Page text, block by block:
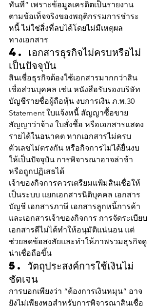
ทันที” เพราะข้อมูลเครดิตเป็นรายงาน
ตามข้อเท็จจริงของพฤติกรรมการชำระ
หนี้ ไม่ใช่สิ่งที่ลบได้โดยไม่มีเหตุผล
ทางเอกสาร
4. เอกสารธุรกิจไม่ครบหรือไม่
เป็นปัจจุบัน
สินเชื่อธุรกิจต้องใช้เอกสารมากกว่าสิน
เชื่อส่วนบุคคล เช่น หนังสือรับรองบริษัท
บัญชีรายชื่อผู้ถือหุ้น งบการเงิน ภ.พ.30
Statement ใบแจ้งหนี้ สัญญาซื้อขาย
สัญญาว่าจ้าง ใบสั่งซื้อ หรือเอกสารแสดง
รายได้ในอนาคต หากเอกสารไม่ครบ
ตัวเลขไม่ตรงกัน หรือกิจการไม่ได้ยื่นงบ
ให้เป็นปัจจุบัน การพิจารณาอาจล่าช้า
หรือถูกปฏิเสธได้
เจ้าของกิจการควรเตรียมแฟ้มสินเชื่อให้
เป็นระบบ แยกเอกสารนิติบุคคล เอกสาร
บัญชี เอกสารภาษี เอกสารลูกหนี้การค้า
และเอกสารเจ้าของกิจการ การจัดระเบียบ
เอกสารดีไม่ได้ทำให้อนุมัติแน่นอน แต่
ช่วยลดข้อสงสัยและทำให้ภาพรวมธุรกิจดู
น่าเชื่อถือขึ้น
5. วัตถุประสงค์การใช้เงินไม่
ชัดเจน
การบอกเพียงว่า “ต้องการเงินหมุน” อาจ
ยังไม่เพียงพอสำหรับการพิจารณาสินเชื่อ